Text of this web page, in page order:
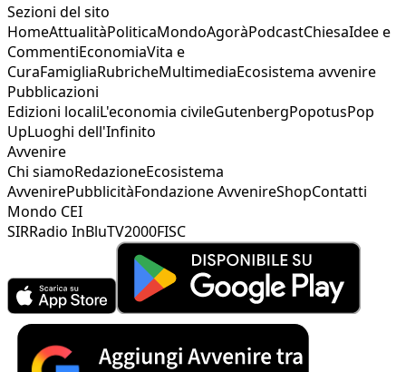
Sezioni del sito
HomeAttualitàPoliticaMondoAgoràPodcastChiesaIdee e
CommentiEconomiaVita e
CuraFamigliaRubricheMultimediaEcosistema avvenire
Pubblicazioni
Edizioni localiL'economia civileGutenbergPopotusPop
UpLuoghi dell'Infinito
Avvenire
Chi siamoRedazioneEcosistema
AvvenirePubblicitàFondazione AvvenireShopContatti
Mondo CEI
SIRRadio InBluTV2000FISC